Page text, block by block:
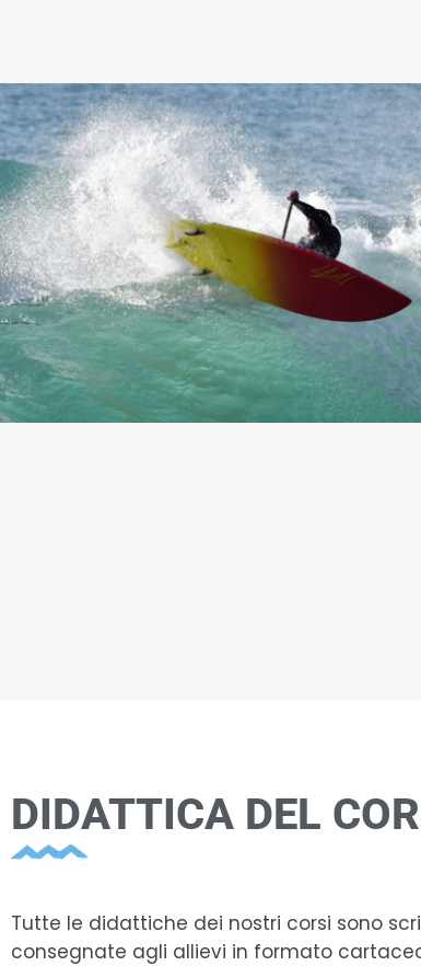
DIDATTICA DEL
Tutte le didattiche dei nostri corsi sono
consegnate agli allievi in formato